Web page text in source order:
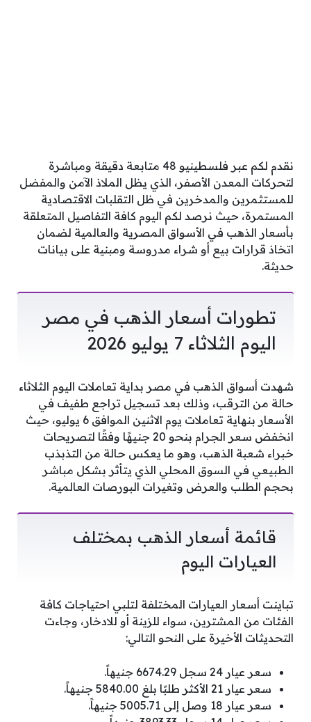
نقدم لكم عبر فلسطينيو 48 متابعة دقيقة ومباشرة
لتحركات المعدن الأصفر، الذي يظل الملاذ الآمن والمفضل
للمستثمرين والمدخرين في ظل التقلبات الاقتصادية
المستمرة، حيث نرصد لكم اليوم كافة التفاصيل المتعلقة
بأسعار الذهب في الأسواق المصرية والعالمية لضمان
اتخاذ قرارات بيع أو شراء مدروسة ومبنية على بيانات
حديثة.
تطورات أسعار الذهب في مصر
اليوم الثلاثاء 7 يوليو 2026
شهدت أسواق الذهب في مصر بداية تعاملات اليوم الثلاثاء
حالة من الترقب، وذلك بعد تسجيل تراجع طفيف في
الأسعار بنهاية تعاملات يوم الاثنين الموافق 6 يوليو، حيث
انخفض سعر الجرام بنحو 20 جنيهًا وفقًا لتصريحات
خبراء شعبة الذهب، وهو ما يعكس حالة من التذبذب
الطبيعي في السوق المحلي الذي يتأثر بشكل مباشر
بحجم الطلب والعرض وتغيرات البورصات العالمية.
قائمة أسعار الذهب بمختلف
العيارات اليوم
تباينت أسعار العيارات المختلفة لتلبي احتياجات كافة
الفئات من المشترين، سواء للزينة أو للادخار، وجاءت
التحديثات الأخيرة على النحو التالي:
سعر عيار 24 سجل 6674.29 جنيهاً.
سعر عيار 21 الأكثر طلبًا بلغ 5840.00 جنيهاً.
سعر عيار 18 وصل إلى 5005.71 جنيهاً.